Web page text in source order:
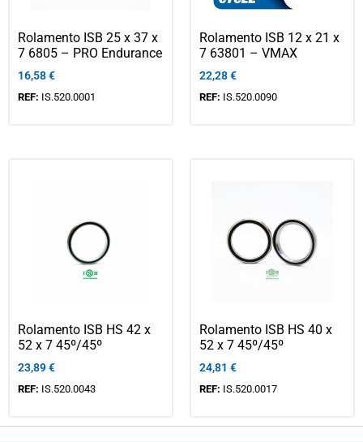
Rolamento ISB 25 x 37 x
7 6805 – PRO Endurance
16,58€
REF: IS.520.0001
Rolamento ISB 12 x 21 x
7 63801 – VMAX
22,28€
REF: IS.520.0090
Rolamento ISB HS 42 x
52 x 7 45º/45º
23,89€
REF: IS.520.0043
Rolamento ISB HS 40 x
52 x 7 45º/45º
24,81 €
REF: IS.520.0017